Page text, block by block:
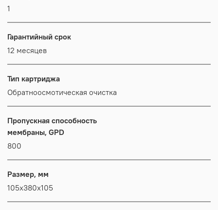
1
Гарантийный срок
12 месяцев
Тип картриджа
Обратноосмотическая очистка
Пропускная способность
мембраны, GPD
800
Размер, мм
105x380x105